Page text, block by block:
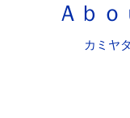
Ａｂ
カミヤ